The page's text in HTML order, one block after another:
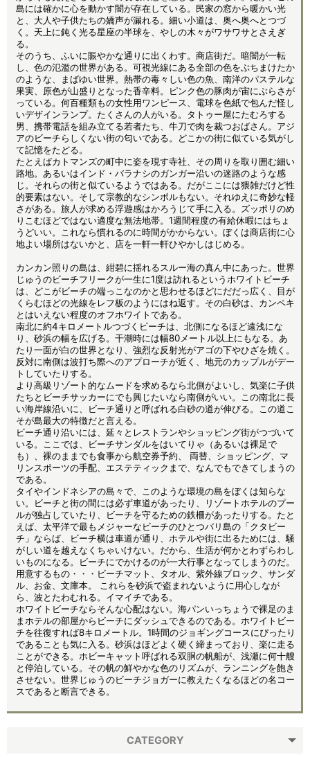
島には確かに心を動かす闇が存在している。民家の窓から暖かい光
と、大人や子供たちの嬌声が漏れる。細い小道は、奥へ奥へとつづ
く。天上に鈍く光る星座の半球を、やしの木々がワサワサとさえぎ
る。
そのうち、ふいに賑やかな通りに出くわす。商店街だ。暗闇が一転
し、色の氾濫の世界がある。可視光線にある全部の色をぶちまけたか
のような、まばゆい世界。熱帯の毒々しい色の魚、南洋のパステルな
果実、原色が山盛りとなった香辛料。ピンク色の豚肉が宙にぶらさが
っている。何百種類もの女性用ワンピース、電球を色紙で包んだ怪し
いデザインランプ。たくさんの人がいる。タトゥー屋にたむろする
男、携帯電話を組み立てる若者たち、牛刀で肉を裁つおばさん。アジ
アのビーチらしくない街の匂いである。どこかの街に似ている気がし
て記憶をたどる。
たとえばカトマンズの町中に姿を現す寺社、その周りを取り囲む細い
路地。あるいはインド・バラナシのガンガー沿いの迷路のような感
じ。それらの街と似ているようではある。だがここには猥雑だけど性
的要素はない。そして宗教的なシンボルもない。それゆえに奇妙な軽
さがある。旅人が求める浮遊感はかろうじて手に入る。ズッポリのめ
りこむほどではない適度な無法地帯。1週間程度の有給休暇にはちょ
うどいい。これなら慣れるのに時間がかからない。ぼくは商店街に心
地よい場所はないかと、店を一軒一軒ひやかしはじめる。
カンカン照りの島は、紺碧に揺れるスルー海の真ん中にあった。世界
じゅうのビーチフリークが一生に1度は訪れるというホワイトビーチ
は、どこがビーチの端っこなのかと思わせるほどにだだっ広く、目が
くらむほどの光線をレフ板のようにはね返す。その白砂は、カンペキ
とはいえない程度のオフホワイトである。
南北に約4キロメートルつづくビーチは、北側になるほど遠浅にな
り、砂浜の幅を広げる。干潮時には幅80メートル以上にもなる。あ
たり一面が白の世界となり、強烈な反射光がアゴの下やひざを焼く。
反対に南側は波打ち際へのアプローチが近く、地元のカップルがデー
トしていたりする。
より高級リゾート的なムードを求めるなら北側がよいし、気楽に子供
たちとビーチサッカーにでも興じたいなら南側がいい。この南北に長
い海岸線沿いに、ビーチ通りと呼ばれる白砂の道が伸びる。この道こ
そが島最大の特徴だと言える。
ビーチ通り沿いには、延々とレストランやショッピング街がつづいて
いる。ここでは、ビーチサンダルをはいてりゃ（あるいは裸足で
も）、裸のままでも食事から航空券予約、 両替、ショッピング、マ
リンスポーツの手配、エステティックまで、なんでもできてしまうの
である。
タイやインドネシアの島々で、このような環境の島をぼくは知らな
い。ビーチと街の間には必ず車道があったり、リゾートホテルのプー
ルが独占していたり、ビーチを守るための鉄柵があったりする。たと
えば、太平洋で最もメジャーなビーチのひとつバリ島の「クタビー
チ」ならば、ビーチ横は車道が通り、ホテルや街に出るためには、騒
がしい道を越えなくちゃいけない。だから、生活が何かとわずらわし
いものになる。ビーチにでかけるのが一大行事となってしまうのだ。
用意するもの・・・ビーチマット、タオル、紫外線ブロック、サンダ
ル、お金、文庫本。 これらを砂浜で盗まれないように用心しなが
ら、波とたわむれる。イマイチである。
ホワイトビーチならそんな心配はない。海パンいっちょうで裸足のま
まホテルの部屋からビーチにダッシュできるのである。ホワイトビー
チを往復すれば8キロメートル。1時間のジョギングコースにぴったり
であることも気に入る。砂浜はほどよく硬く締まっており、楽に走る
ことができる。ホビーキャット呼ばれる双胴の帆船が、浅瀬に何十艘
と停泊している。その帆の鮮やかな色のリズムが、ランニングを飽き
させない。世界じゅうのビーチジョガーに教えたくなるほどの名コー
スであると断言できる。
CATEGORY